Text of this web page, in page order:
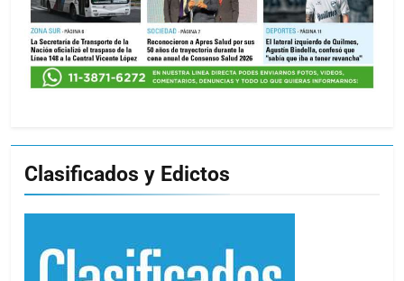
Clasificados y Edictos